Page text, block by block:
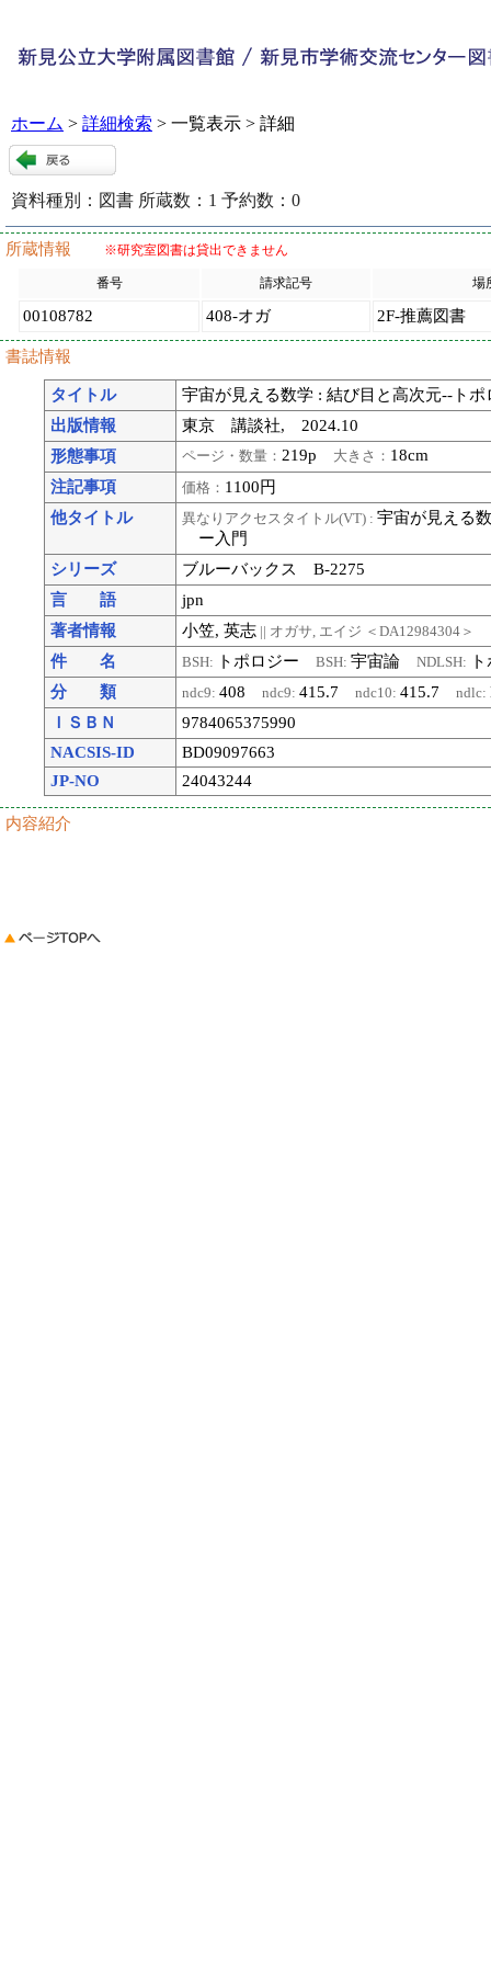
ホーム > 詳細検索 > 一覧表示 > 詳細
資料種別： 図書 所蔵数： 1 予約数： 0
所蔵情報 ※研究室図書は貸出できません
番号 請求記号 場
00108782 408-オガ 2F-推薦図書
書誌情報
タイトル
宇宙が見える数学 : 結び目と高次元--ト
出版情報
東京 講談社, 2024.10
形態事項
ページ・数量： 219p 大きさ： 18cm
注記事項
価格： 1100円
他タイトル
異なりアクセスタイトル(VT) :宇宙が見える
ー入門
シリーズ
ブルーバックス B-2275
言 語
jpn
著者情報
小笠, 英志 || オガサ, エイジ ＜DA12984304＞
件 名 BSH: トポロジーBSH:宇宙論NDLSH:
分 類
ndc9:408ndc9:415.7ndc10:415.7ndlc:
ＩＳＢＮ
9784065375990
NACSIS-ID
BD09097663
JP-NO
24043244
内容紹介